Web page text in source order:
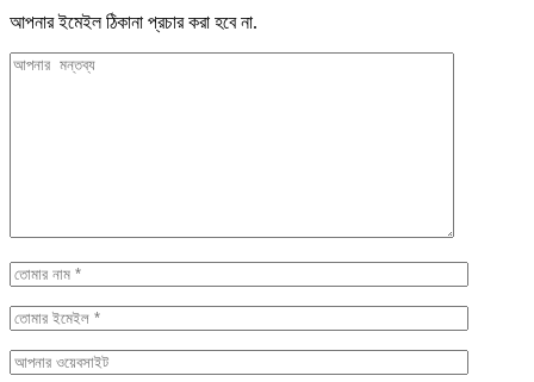
আপনার ইমেইল ঠিকানা প্রচার করা হবে না.